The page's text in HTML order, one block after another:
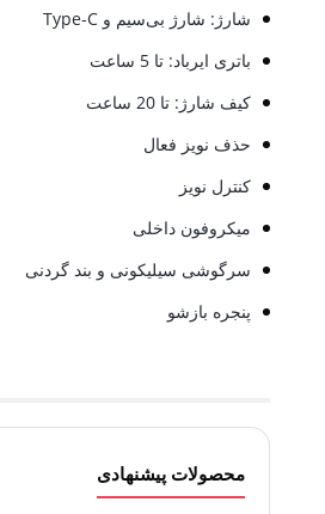
شارژ: شارژ بی‌سیم و Type-C
باتری ایرباد: تا 5 ساعت
کیف شارژ: تا 20 ساعت
حذف نویز فعال
کنترل نویز
میکروفون داخلی
سرگوشی سیلیکونی و بند گردنی
پنجره بازشو
محصولات پیشنهادی